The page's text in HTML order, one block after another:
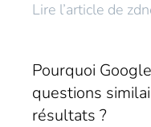
Lire l’article de
Pourquoi
questions
résultats ?